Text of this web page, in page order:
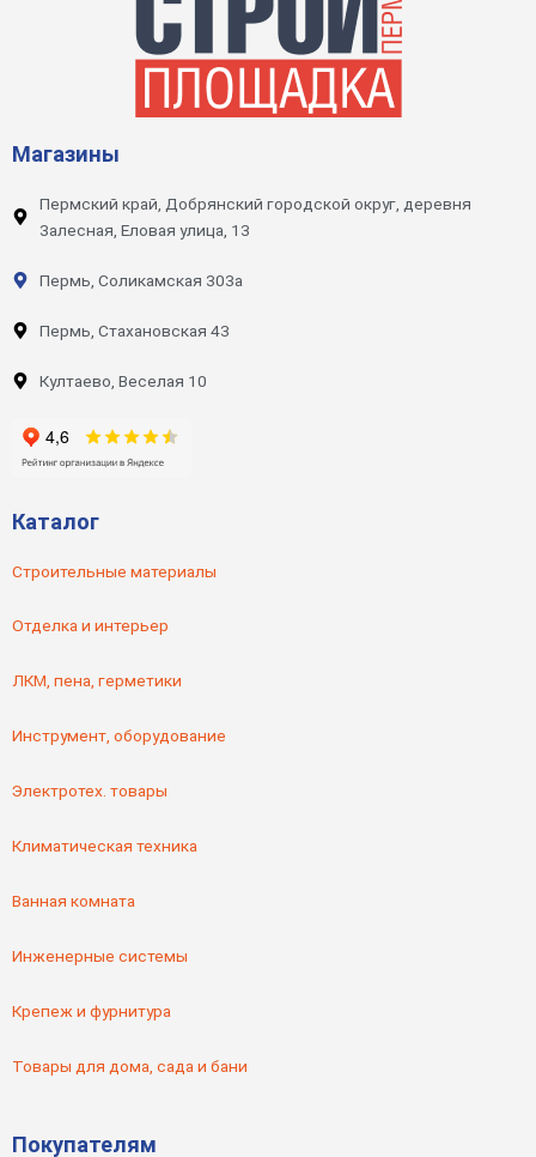
Магазины
Пермский край, Добрянский городской округ, деревня
Залесная, Еловая улица, 13
Пермь, Соликамская 303а
Пермь, Стахановская 43
Култаево, Веселая 10
Каталог
Строительные материалы
Отделка и интерьер
ЛКМ, пена, герметики
Инструмент, оборудование
Электротех. товары
Климатическая техника
Ванная комната
Инженерные системы
Крепеж и фурнитура
Товары для дома, сада и бани
Покупателям